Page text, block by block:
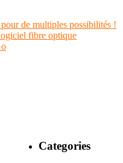
de multiples possibilités !
fibre optique
Categories